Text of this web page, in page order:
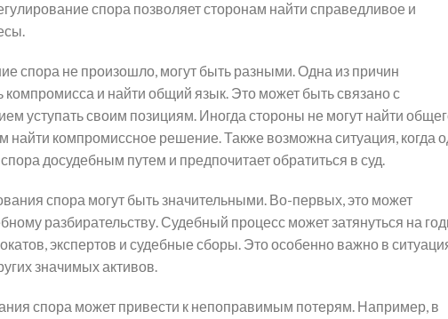
спора позволяет сторонам найти справедливое и
спора не произошло, могут быть разными. Одна из причин
компромисса и найти общий язык. Это может быть связано с
уступать своим позициям. Иногда стороны не могут найти
найти компромиссное решение. Также возможна ситуация, когда
досудебным путем и предпочитает обратиться в суд.
спора могут быть значительными. Во-первых, это может
разбирательству. Судебный процесс может затянуться на
экспертов и судебные сборы. Это особенно важно в
значимых активов.
спора может привести к непоправимым потерям. Например, в